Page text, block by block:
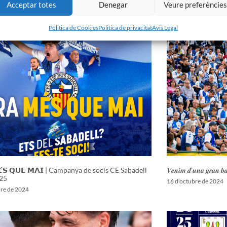
Acceptar totes Denegar Veure preferències
Politica de CookiesPolitica de privacitatAvis Legal
Sabadell 2025/2026
de 2025
nou entrenador del
𝗠𝗔𝗜 | Campanya de socis CE Sabadell
de 2024
𝑽𝒆𝒏𝒊𝒎 𝒅’𝒖𝒏𝒂 𝒈𝒓𝒂𝒏
16 d'octubre de 2024